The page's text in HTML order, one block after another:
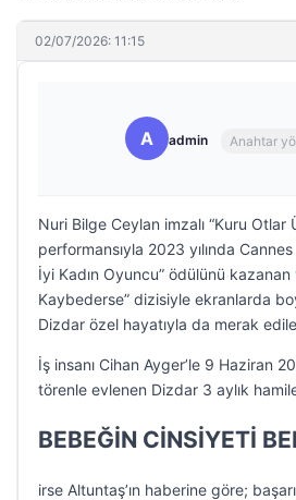
02/07/2026: 11:15
A admin Anahtar
Nuri Bilge Ceylan imzalı “Kuru Otlar
performansıyla 2023 yılında Cannes
İyi Kadın Oyuncu” ödülünü
Kaybederse” dizisiyle ekranlarda
Dizdar özel hayatıyla da merak
İş insanı Cihan Ayger’le 9 Haziran
törenle evlenen Dizdar 3 aylık
BEBEĞİN CİNSİYETİ
irse Altuntaş’ın haberine göre;